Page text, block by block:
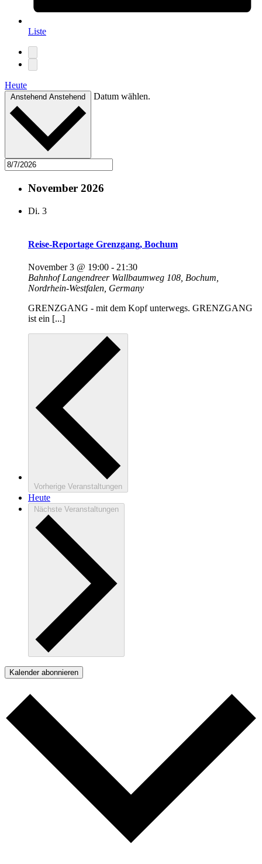
Liste
Heute
Anstehend Anstehend Datum wählen.
November 2026
Di. 3
Reise-Reportage Grenzgang, Bochum
November 3 @ 19:00 - 21:30
Bahnhof Langendreer Wallbaumweg 108, Bochum,
Nordrhein-Westfalen, Germany
GRENZGANG - mit dem Kopf unterwegs. GRENZGANG
ist ein [...]
Vorherige Veranstaltungen
Heute
Nächste Veranstaltungen
Kalender abonnieren